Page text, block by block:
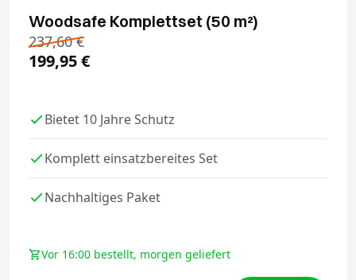
Woodsafe Komplettset (50 m²)
237,60€
199,95€
Bietet 10 Jahre Schutz
Komplett einsatzbereites Set
Nachhaltiges Paket
Vor 16:00 bestellt, morgen geliefert